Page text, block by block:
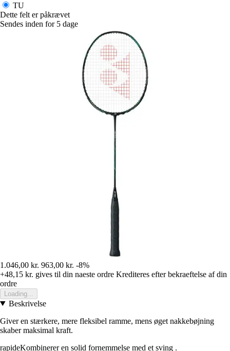
TU
Dette felt er påkrævet
Sendes inden for 5 dage
1.046,00 kr. 963,00 kr. -8%
+48,15 kr. gives til din naeste ordre Krediteres efter bekraeftelse af din
ordre
Loading...
Beskrivelse
Giver en stærkere, mere fleksibel ramme, mens øget nakkebøjning
skaber maksimal kraft.
rapideKombinerer en solid fornemmelse med et sving .